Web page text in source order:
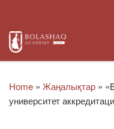
Home » Жаңалықтар »
университет